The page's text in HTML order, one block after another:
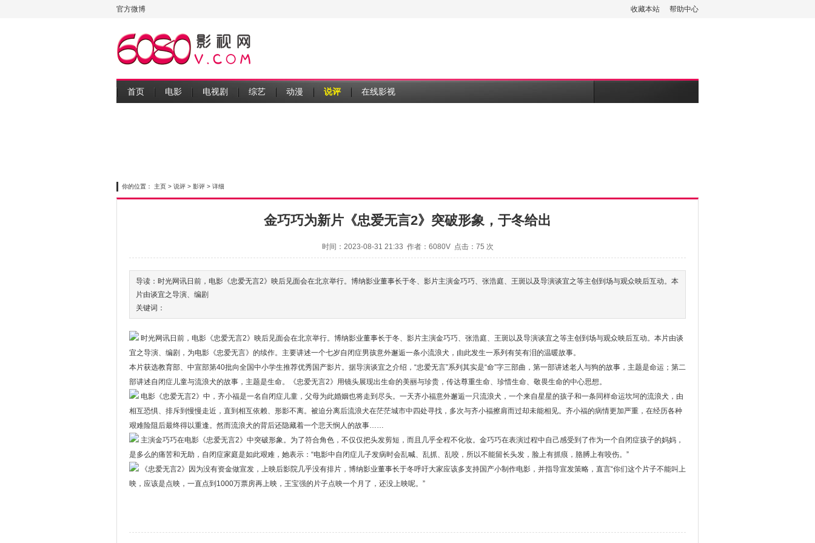
官方微博 收藏本站 帮助中心
首页 电影 电视剧 综艺 动漫 说评 在线影视
你的位置： 主页 > 说评 > 影评 > 详细
金巧巧为新片《忠爱无言2》突破形象，于冬给出
时间：2023-08-31 21:33 作者：6080V 点击： 75 次
导读：时光网讯日前，电影《忠爱无言2》映后见面会在北京举行。博纳影业董事长于冬、影片主演金巧巧、张浩庭、王斑以及导演谈宜之等主创到场与观众映后互动。本
片由谈宜之导演、编剧
关键词：
时光网讯日前，电影《忠爱无言2》映后见面会在北京举行。博纳影业董事长于冬、影片主演金巧巧、张浩庭、王斑以及导演谈宜之等主创到场与观众映后互动。本片由谈
宜之导演、编剧，为电影《忠爱无言》的续作。主要讲述一个七岁自闭症男孩意外邂逅一条小流浪犬，由此发生一系列有笑有泪的温暖故事。
本片获选教育部、中宣部第40批向全国中小学生推荐优秀国产影片。据导演谈宜之介绍，“忠爱无言”系列其实是“命”字三部曲，第一部讲述老人与狗的故事，主题是命运；第二
部讲述自闭症儿童与流浪犬的故事，主题是生命。《忠爱无言2》用镜头展现出生命的美丽与珍贵，传达尊重生命、珍惜生命、敬畏生命的中心思想。
电影《忠爱无言2》中，齐小福是一名自闭症儿童，父母为此婚姻也将走到尽头。一天齐小福意外邂逅一只流浪犬，一个来自星星的孩子和一条同样命运坎坷的流浪犬，由
相互恐惧、排斥到慢慢走近，直到相互依赖、形影不离。被迫分离后流浪犬在茫茫城市中四处寻找，多次与齐小福擦肩而过却未能相见。齐小福的病情更加严重，在经历各种
艰难险阻后最终得以重逢。然而流浪犬的背后还隐藏着一个悲天悯人的故事……
主演金巧巧在电影《忠爱无言2》中突破形象。为了符合角色，不仅仅把头发剪短，而且几乎全程不化妆。金巧巧在表演过程中自己感受到了作为一个自闭症孩子的妈妈，
是多么的痛苦和无助，自闭症家庭是如此艰难，她表示：“电影中自闭症儿子发病时会乱喊、乱抓、乱咬，所以不能留长头发，脸上有抓痕，胳膊上有咬伤。”
《忠爱无言2》因为没有资金做宣发，上映后影院几乎没有排片，博纳影业董事长于冬呼吁大家应该多支持国产小制作电影，并指导宣发策略，直言“你们这个片子不能叫上
映，应该是点映，一直点到1000万票房再上映，王宝强的片子点映一个月了，还没上映呢。”